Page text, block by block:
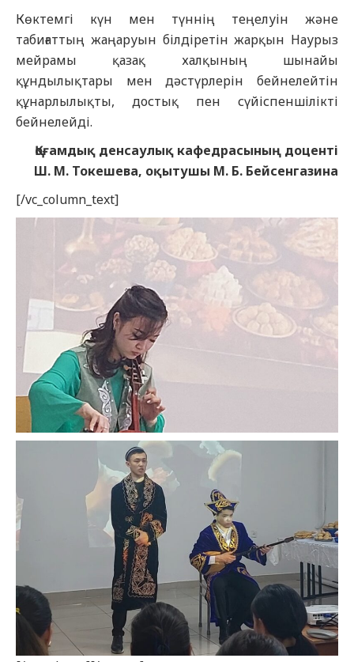
Көктемгі күн мен түннің теңелуін және
табиғаттың жаңаруын білдіретін жарқын Наурыз
мейрамы қазақ халқының шынайы
құндылықтары мен дәстүрлерін бейнелейтін
құнарлылықты, достық пен сүйіспеншілікті
бейнелейді.
Қоғамдық денсаулық кафедрасының доценті
Ш. М. Токешева, оқытушы М. Б. Бейсенгазина
[/vc_column_text]